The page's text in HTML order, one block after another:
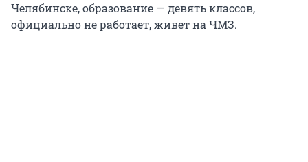
Челябинске, образование — девять классов,
официально не работает, живет на ЧМЗ.